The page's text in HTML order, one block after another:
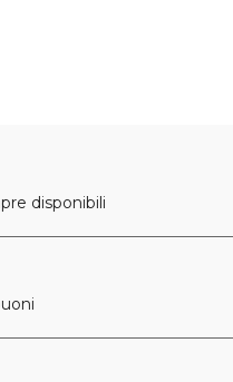
disponibili